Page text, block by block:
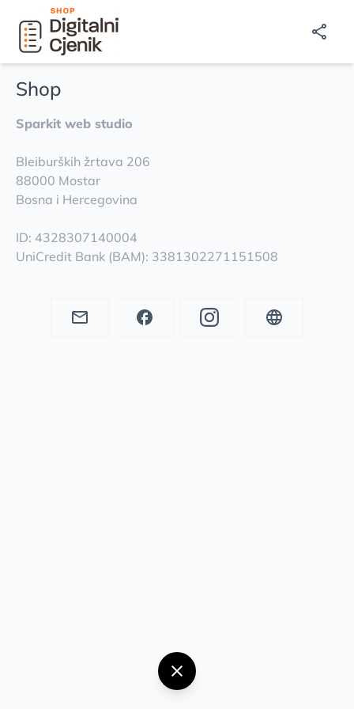
Shop
Sparkit web studio
Bleiburških žrtava 206
88000 Mostar
Bosna i Hercegovina
ID: 4328307140004
UniCredit Bank (BAM): 3381302271151508